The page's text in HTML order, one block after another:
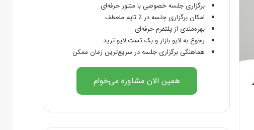
برگزاری جلسه خصوصی با منتور حرفه‌ای
امکان برگزاری جلسه در 2 تایم منعطف
بهره‌مندی از پلتفرم حرفه‌ای
رجوع به لایو بازار و بک تست لایو ترید
هماهنگی برگزاری جلسه در سریع‌ترین زمان ممکن
همین الان مشاوره می‌خوام